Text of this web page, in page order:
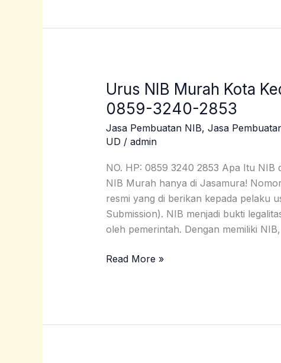
Urus NIB Murah Kota
0859-3240-2853
Jasa Pembuatan NIB, Jasa
UD / admin
NO. HP: 0859 3240 2853 Apa Itu NIB
NIB Murah hanya di Jasamura!
resmi yang di berikan kepada pelaku
Submission). NIB menjadi bukti
oleh pemerintah. Dengan memiliki
Urus
NIB
Murah
Kota
Kediri
Hanya
Rp300.000
|
0859-
3240-
Read More »